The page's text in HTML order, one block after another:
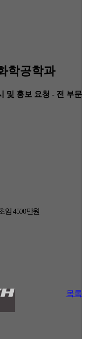
학공학과
및 홍보 요청 - 전 부문
임 4500만원
목록